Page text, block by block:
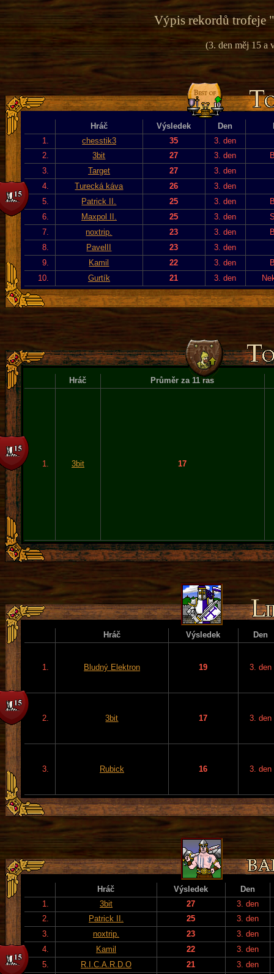
Výpis rekordů trofeje
(3. den měj 15 a
Hráč Výsledek Den
1.
chesstik3 35
3. den
2.
3bit 27 3. den
3.
Target 27
3. den
4.
Turecká káva 26
3. den
5.
Patrick II. 25 3. den
6.
Maxpol II. 25 3. den
7.
noxtrip. 23 3. den
8.
PavelII 23
3. den
9.
Kamil 22 3. den
10.
Gurtík 21 3. den
Hráč Průměr za 11 ras
1. 3bit 17
Hráč Výsledek Den
1. Bludný Elektron 19 3. den
2. 3bit 17 3. den
3. Rubick 16 3. den
Hráč Výsledek
Den
1.
3bit 27
3. den
2.
Patrick II. 25
3. den
3.
noxtrip. 23
3. den
4.
Kamil 22
3. den
5.
R.I.C.A.R.D.O 21
3. den